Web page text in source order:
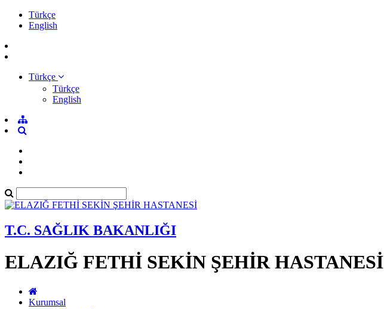
Türkçe
English
Türkçe
Türkçe
English
T.C. SAĞLIK BAKANLIĞI
ELAZIĞ FETHİ SEKİN ŞEHİR HASTANESİ
Kurumsal